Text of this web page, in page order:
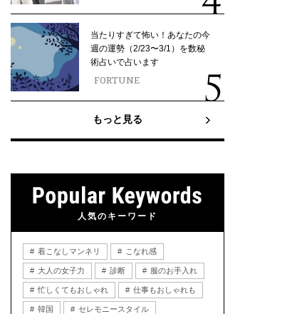
当たりすぎて怖い！あなたの今
週の運勢（2/23〜3/1）を数秘
術占いで占います
FORTUNE
もっと見る
人気のキーワード
着こなしマンネリ こなれ感
大人の女子力 診断 服のお手入れ
忙しくてもおしゃれ 仕事もおしゃれも
韓国 セレモニースタイル